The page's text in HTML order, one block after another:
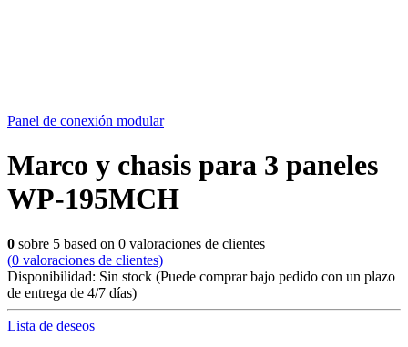
Panel de conexión modular
Marco y chasis para 3 paneles
WP-195MCH
0 sobre 5 based on 0 valoraciones de clientes
(0 valoraciones de clientes)
Disponibilidad: Sin stock (Puede comprar bajo pedido con un plazo
de entrega de 4/7 días)
Lista de deseos